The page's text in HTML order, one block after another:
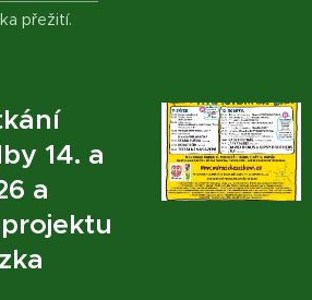
přežití.
14. a
a